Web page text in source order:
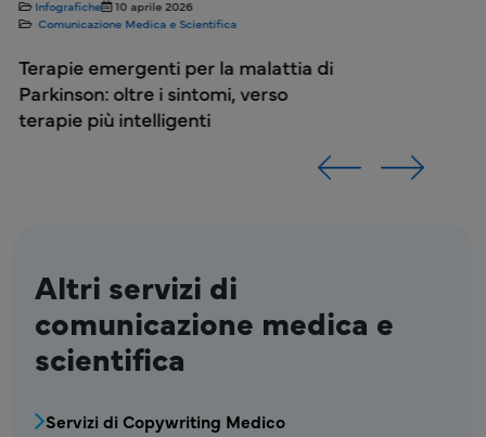
Infografiche
10 aprile 2026
Comunicazione Medica e Scientifica
Terapie emergenti per la malattia di
Parkinson: oltre i sintomi, verso
terapie più intelligenti
Altri servizi di
comunicazione medica e
scientifica
MPR - Blocco menu Comunicazione Medica
Servizi di Copywriting Medico